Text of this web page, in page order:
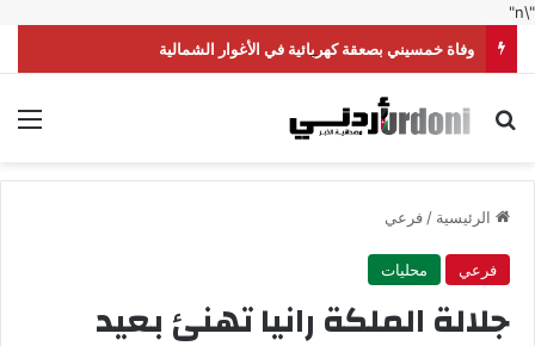
"\n"
وفاة خمسيني بصعقة كهربائية في الأغوار الشمالية
بحث عن
الرئيسية /فرعي
فرعي محليات
جلالة الملكة رانيا تهنئ بعيد